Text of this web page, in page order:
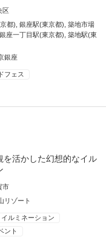
区
都) ,銀座駅(東京都) ,築地市場
銀座一丁目駅(東京都) ,築地駅(東
銀座
フェス
を活かした幻想的なイル
市
リゾート
イルミネーション
ント